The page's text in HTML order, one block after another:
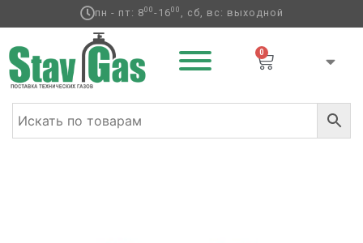
пн - пт: 800-1600 , сб, вс: выходной
0